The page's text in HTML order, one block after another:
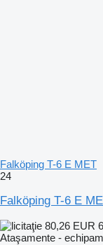
Falköping T-6 E MET
24
Falköping T-6 E
80,26 EUR
Ataşamente -